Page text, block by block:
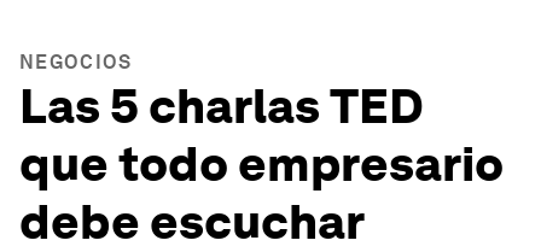
NEGOCIOS
Las 5 charlas TED
que todo empresario
debe escuchar